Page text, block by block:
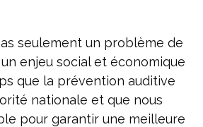
seulement un problème de
enjeu social et économique
que la prévention auditive
nationale et que nous
pour garantir une meilleure